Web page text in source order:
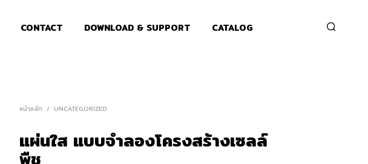
CONTACT DOWNLOAD & SUPPORT CATALOG
หน้าหลัก / UNCATEGORIZED
แผ่นใส แบบจำลองโครงสร้างเซลล์